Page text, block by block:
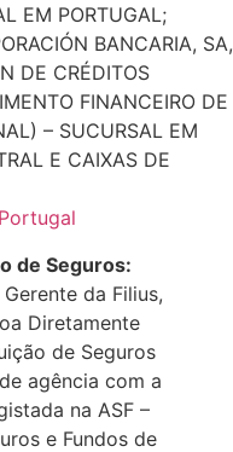
EM PORTUGAL;
BANCARIA, SA,
DE CRÉDITOS
FINANCEIRO DE
– SUCURSAL EM
E CAIXAS DE
de Seguros:
da Filius,
Diretamente
de Seguros
agência com a
na ASF –
e Fundos de